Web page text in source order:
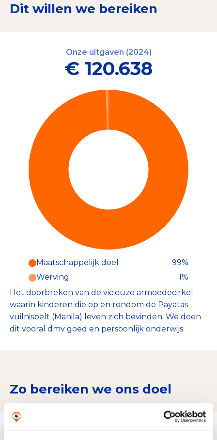
Dit willen we bereiken
Onze uitgaven (2024)
€ 120.638
Maatschappelijk doel
99%
Werving
1%
Het doorbreken van de vicieuze armoedecirkel
waarin kinderen die op en rondom de Payatas
vuilnisbelt (Manila) leven zich bevinden. We doen
dit vooral dmv goed en persoonlijk onderwijs.
Zo bereiken we ons doel
Doelbesteding (2024)